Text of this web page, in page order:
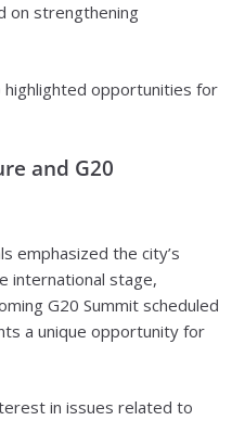
on strengthening
opportunities for
and G20
emphasized the city’s
international stage,
G20 Summit scheduled
a unique opportunity for
in issues related to